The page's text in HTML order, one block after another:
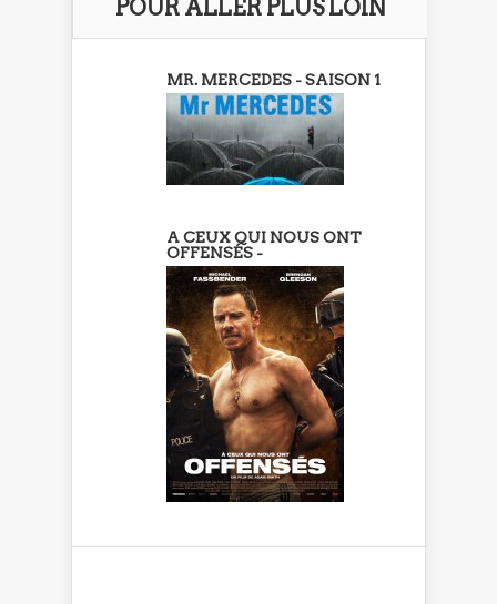
POUR ALLER PLUS LOIN
MR. MERCEDES - SAISON 1
A CEUX QUI NOUS ONT
OFFENSÉS -